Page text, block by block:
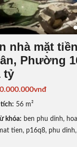
nhà mặt
Phường
tỷ
tích: 56 m²
khóa: ben phu dinh,
tien, p16q8, phu dinh,